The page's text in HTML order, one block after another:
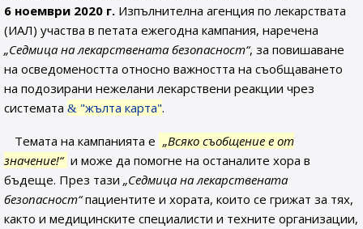
6 ноември 2020 г. Изпълнителна агенция по лекарствата
(ИАЛ) участва в петата ежегодна кампания, наречена
„Седмица на лекарствената безопасност“, за повишаване
на осведомеността относно важността на съобщаването
на подозирани нежелани лекарствени реакции чрез
системата
"жълта карта".
Темата на кампанията е „Всяко съобщение е от
значение!“ и може да помогне на останалите хора в
бъдеще. През тази „Седмица на лекарствената
безопасност“пациентите и хората, които се грижат за тях,
както и медицинските специалисти и техните организации,